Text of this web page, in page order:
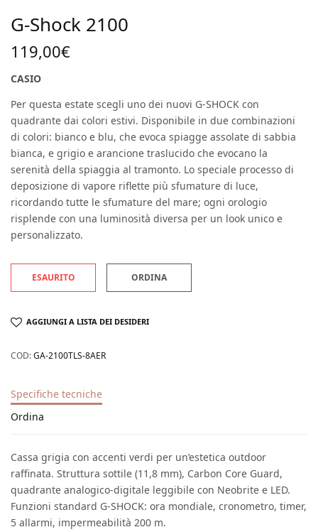
G-Shock 2100
119,00€
CASIO
Per questa estate scegli uno dei nuovi G-SHOCK con
quadrante dai colori estivi. Disponibile in due combinazioni
di colori: bianco e blu, che evoca spiagge assolate di sabbia
bianca, e grigio e arancione traslucido che evocano la
serenità della spiaggia al tramonto. Lo speciale processo di
deposizione di vapore riflette più sfumature di luce,
ricordando tutte le sfumature del mare; ogni orologio
risplende con una luminosità diversa per un look unico e
personalizzato.
ESAURITO ORDINA
AGGIUNGI A LISTA DEI DESIDERI
COD:GA-2100TLS-8AER
Specifiche tecniche
Ordina
Cassa grigia con accenti verdi per un’estetica outdoor
raffinata. Struttura sottile (11,8 mm), Carbon Core Guard,
quadrante analogico-digitale leggibile con Neobrite e LED.
Funzioni standard G-SHOCK: ora mondiale, cronometro, timer,
5 allarmi, impermeabilità 200 m.